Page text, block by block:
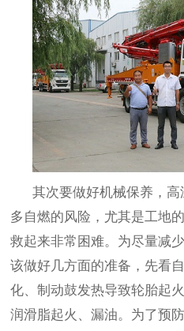
其次要做好机械保养 ，
多自燃的风险，尤其是工地
救起来非常困难。为尽量减
该做好几方面的准备，先看
化、制动鼓发热导致轮胎起
润滑脂起火、漏油。为了预